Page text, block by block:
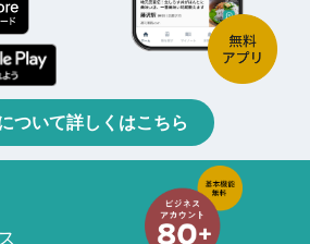
ついて詳しくはこちら